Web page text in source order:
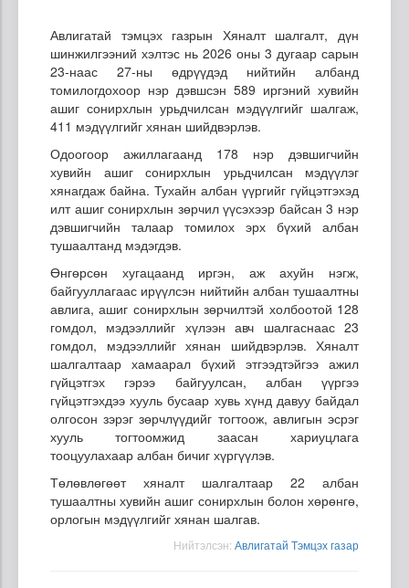
Авлигатай тэмцэх газрын Хяналт шалгалт, дүн
шинжилгээний хэлтэс нь 2026 оны 3 дугаар сарын
23-наас 27-ны өдрүүдэд нийтийн албанд
томилогдохоор нэр дэвшсэн 589 иргэний хувийн
ашиг сонирхлын урьдчилсан мэдүүлгийг шалгаж,
411 мэдүүлгийг хянан шийдвэрлэв.
Одоогоор ажиллагаанд 178 нэр дэвшигчийн
хувийн ашиг сонирхлын урьдчилсан мэдүүлэг
хянагдаж байна. Тухайн албан үүргийг гүйцэтгэхэд
илт ашиг сонирхлын зөрчил үүсэхээр байсан 3 нэр
дэвшигчийн талаар томилох эрх бүхий албан
тушаалтанд мэдэгдэв.
Өнгөрсөн хугацаанд иргэн, аж ахуйн нэгж,
байгууллагаас ирүүлсэн нийтийн албан тушаалтны
авлига, ашиг сонирхлын зөрчилтэй холбоотой 128
гомдол, мэдээллийг хүлээн авч шалгаснаас 23
гомдол, мэдээллийг хянан шийдвэрлэв. Хяналт
шалгалтаар хамаарал бүхий этгээдтэйгээ ажил
гүйцэтгэх гэрээ байгуулсан, албан үүргээ
гүйцэтгэхдээ хууль бусаар хувь хүнд давуу байдал
олгосон зэрэг зөрчлүүдийг тогтоож, авлигын эсрэг
хууль тогтоомжид заасан хариуцлага
тооцуулахаар албан бичиг хүргүүлэв.
Төлөвлөгөөт хяналт шалгалтаар 22 албан
тушаалтны хувийн ашиг сонирхлын болон хөрөнгө,
орлогын мэдүүлгийг хянан шалгав.
Нийтэлсэн: Авлигатай Тэмцэх газар